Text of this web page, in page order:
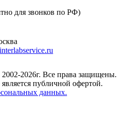
для звонков по РФ)
2026г. Все права защищены.
публичной офертой.
данных.